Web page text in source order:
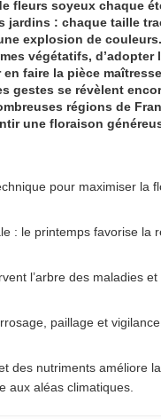
fleurs soyeux chaque
jardins : chaque taille
explosion de
végétatifs,
faire la pièce
gestes se révèlent
régions de
une floraison
pour maximiser la
: le printemps favorise la
l’arbre des maladies
paillage et
des nutriments améliore
aux aléas climatiques.